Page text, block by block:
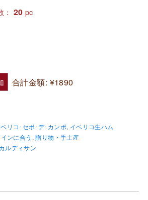
20 pc
合計金額: ¥1890
リコ･セボ･デ･カンポ, イベリコ生ハム
ンに合う ,贈り物・手土産
ルディサン